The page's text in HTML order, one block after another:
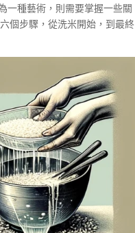
一種藝術，則需要掌握一些關
個步驟，從洗米開始，到最終